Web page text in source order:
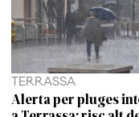
TERRASSA
Alerta per pluges